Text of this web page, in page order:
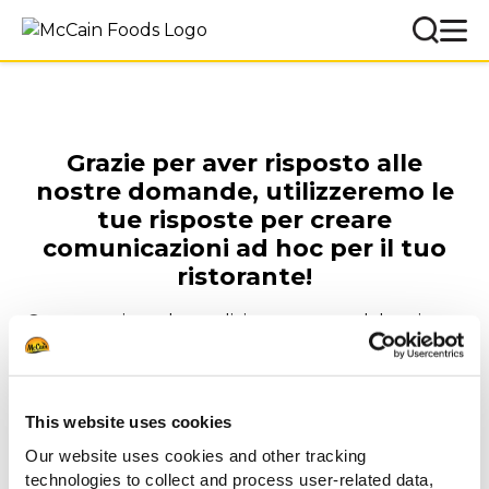
This website uses cookies
Our website uses cookies and other tracking
technologies to collect and process user-related data,
Grazie per aver risposto alle
nostre domande, utilizzeremo le
tue risposte per creare
comunicazioni ad hoc per il tuo
ristorante!
Ora prepariamo la spedizione e tra qualche giorno
riceverai la tua t-shirt firmata McCain all'indirizzo
indicato nel form.
Guarda anche queste
sezioni